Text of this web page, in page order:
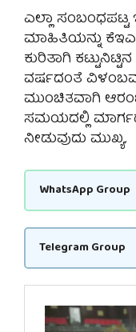
ಎಲ್ಲಾ ಸಂಬಂಧಪಟ್ಟ
ಮಾಹಿತಿಯನ್ನು
ಕುರಿತಾಗಿ
ವರ್ಷದಂತೆ
ಮುಂಚಿತವಾಗಿ
ಸಮಯದಲ್ಲಿ
ನೀಡುವುದು ಮುಖ್ಯ.
WhatsApp Group
Telegram Group